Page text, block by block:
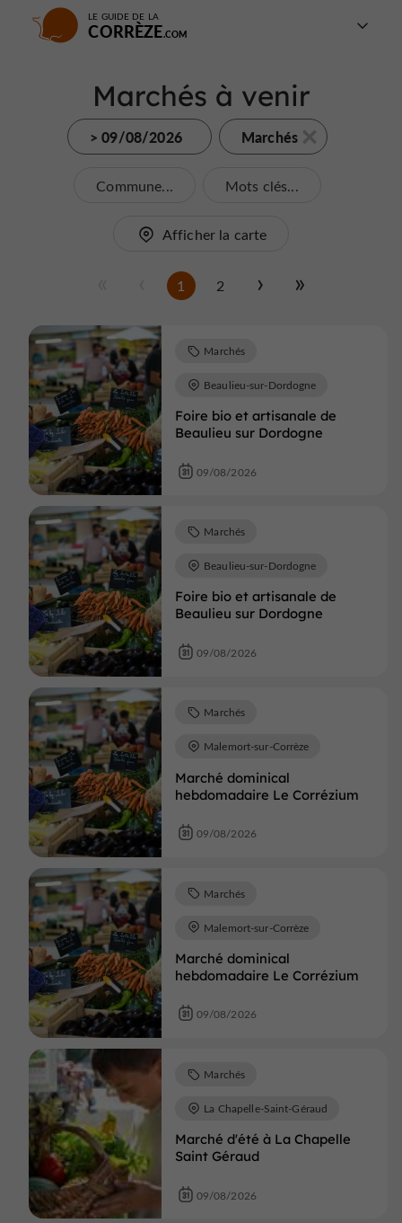
LE GUIDE DE LA
CORRÈZE
Marchés à venir
> 09/08/2026 Marchés
Commune... Mots clés...
Afficher la carte
1 2
Foire bio et artisanale de
Beaulieu sur Dordogne
Marchés
Beaulieu-sur-Dordogne
09/08/2026
Foire bio et artisanale de
Beaulieu sur Dordogne
Marchés
Beaulieu-sur-Dordogne
09/08/2026
Marché dominical
hebdomadaire Le Corrézium
Marchés
Malemort-sur-Corrèze
09/08/2026
Marché dominical
hebdomadaire Le Corrézium
Marchés
Malemort-sur-Corrèze
09/08/2026
Marché d'été à La Chapelle
Saint Géraud
Marchés
La Chapelle-Saint-Géraud
09/08/2026